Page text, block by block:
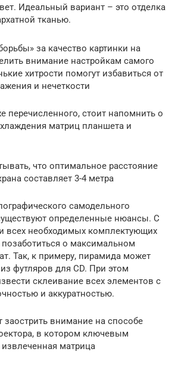
Идеальный вариант – это отделка
тканью.
за качество картинки на
внимание настройкам самого
хитрости помогут избавиться от
и нечеткости
перечисленного, стоит напомнить о
матриц планшета и
что оптимальное расстояние
составляет 3-4 метра
самодельного
определенные нюансы. С
всех необходимых комплектующих
о максимальном
Так, к примеру, пирамида может
футляров для CD. При этом
склеивание всех элементов с
и аккуратностью.
заострить внимание на способе
в котором ключевым
матрица